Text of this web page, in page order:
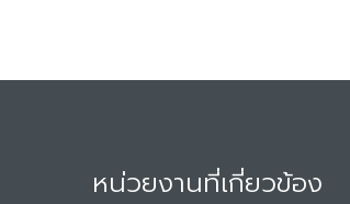
หน่วยงานที่เกี่ยวข้อง